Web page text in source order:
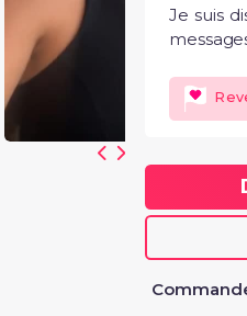
Je suis